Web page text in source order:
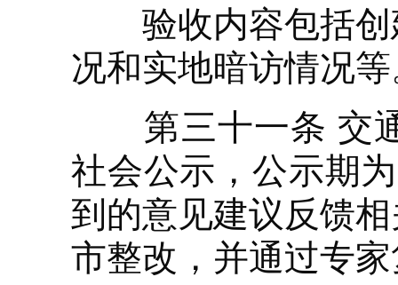
验收内容包括创
况和实地暗访情况
第三十一条 交通
社会公示，公示期
到的意见建议反馈
市整改，并通过专